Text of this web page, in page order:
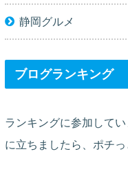
静岡グルメ
ブログランキング
ランキングに参加して
に立ちましたら、ポチっ